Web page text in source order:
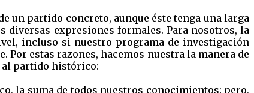
un partido concreto, aunque éste tenga una larga
diversas expresiones formales. Para nosotros, la
incluso si nuestro programa de investigación
estas razones, hacemos nuestra la manera de
al partido histórico:
la suma de todos nuestros conocimientos; pero,